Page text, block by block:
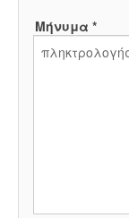
Μήνυμα *